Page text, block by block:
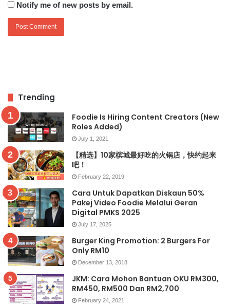
Notify me of new posts by email.
Trending
Foodie Is Hiring Content Creators (New
Roles Added)
July 1, 2021
【精选】10家槟城最好吃的火锅店，快约起来
吧！
February 22, 2019
Cara Untuk Dapatkan Diskaun 50%
Pakej Video Foodie Melalui Geran
Digital PMKS 2025
July 17, 2025
Burger King Promotion: 2 Burgers For
Only RM10
December 13, 2018
JKM: Cara Mohon Bantuan OKU RM300,
RM450, RM500 Dan RM2,700
February 24, 2021